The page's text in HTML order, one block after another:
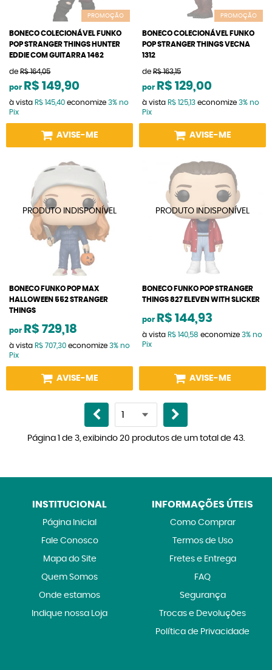
PROMOÇÃO
BONECO COLECIONÁVEL FUNKO
POP STRANGER THINGS HUNTER
EDDIE COM GUITARRA 1462
de R$ 164,05
por R$ 149,90
à vista R$ 145,40 economize 3% no
Pix
AVISE-ME
PROMOÇÃO
BONECO COLECIONÁVEL FUNKO
POP STRANGER THINGS VECNA
1312
de R$ 163,15
por R$ 129,00
à vista R$ 125,13 economize 3% no
Pix
AVISE-ME
BONECO FUNKO POP MAX
HALLOWEEN 552 STRANGER
THINGS
por R$ 729,18
à vista R$ 707,30 economize 3% no
Pix
AVISE-ME
BONECO FUNKO POP STRANGER
THINGS 827 ELEVEN WITH SLICKER
por R$ 144,93
à vista R$ 140,58 economize 3% no
Pix
AVISE-ME
Página 1 de 3, exibindo 20 produtos de um total de 43.
INSTITUCIONAL
Página Inicial
Fale Conosco
Mapa do Site
Quem Somos
Onde estamos
Indique nossa Loja
INFORMAÇÕES ÚTEIS
Como Comprar
Termos de Uso
Fretes e Entrega
FAQ
Segurança
Trocas e Devoluções
Política de Privacidade